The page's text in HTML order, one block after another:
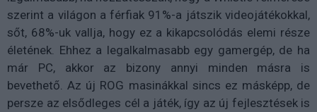
szerint a világon a férfiak 91%-a játszik videojátékokkal,
sőt, 68%-uk vallja, hogy ez a kikapcsolódás elemi része
életének. Ehhez a legalkalmasabb egy gamergép, de ha
már PC, akkor az bizony annyi minden másra is
bevethető. Az új ROG masinákkal sincs ez másképp, de
persze az elsődleges cél a játék, így az új fejlesztések is